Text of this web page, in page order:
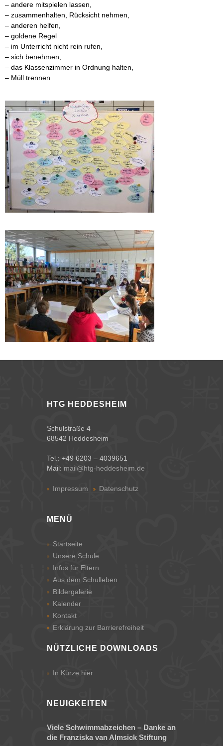
– andere mitspielen lassen,
– zusammenhalten, Rücksicht nehmen,
– anderen helfen,
– goldene Regel
– im Unterricht nicht rein rufen,
– sich benehmen,
– das Klassenzimmer in Ordnung halten,
– Müll trennen
HTG HEDDESHEIM
Schulstraße 4
68542 Heddesheim
Tel.: +49 6203 – 4039651
Mail: mail@htg-heddesheim.de
Impressum Datenschutz
MENÜ
Startseite
Unsere Schule
Infos für Eltern
Aus dem Schulleben
Bildergalerie
Kalender
Kontakt
Erklärung zur Barrierefreiheit
NÜTZLICHE DOWNLOADS
In Kürze hier
NEUIGKEITEN
Viele Schwimmabzeichen – Danke an
die Franziska van Almsick Stiftung
Archiv
2017/18
Archiv
2016/17
Archiv
2015/16
Kalender
Kontakt